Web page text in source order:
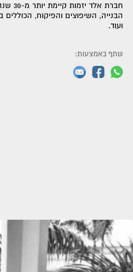
הבנייה, השיפוצים והפיקוח,
ועוד.
שתף באמצעות: